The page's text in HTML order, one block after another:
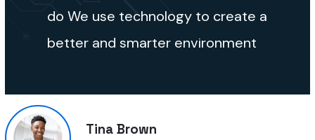
do We use technology to create a
better and smarter environment
Tina Brown